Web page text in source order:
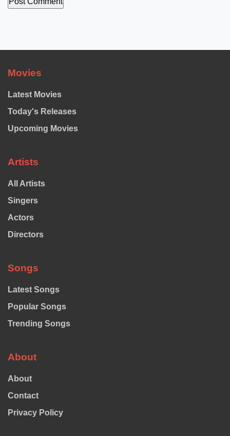
Movies
Latest Movies
Today's Releases
Upcoming Movies
Artists
All Artists
Singers
Actors
Directors
Songs
Latest Songs
Popular Songs
Trending Songs
About
About
Contact
Privacy Policy